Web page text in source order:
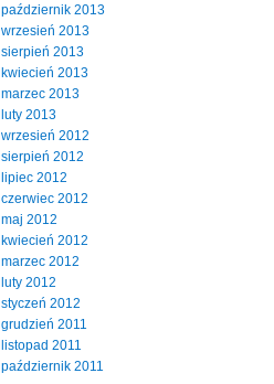
październik 2013
wrzesień 2013
sierpień 2013
kwiecień 2013
marzec 2013
luty 2013
wrzesień 2012
sierpień 2012
lipiec 2012
czerwiec 2012
maj 2012
kwiecień 2012
marzec 2012
luty 2012
styczeń 2012
grudzień 2011
listopad 2011
październik 2011